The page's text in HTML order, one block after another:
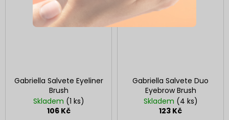
Gabriella Salvete Eyeliner
Brush
Skladem (1 ks)
106 Kč
Gabriella Salvete Duo
Eyebrow Brush
Skladem (4 ks)
123 Kč